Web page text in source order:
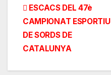
Navegación
de
entradas
ESCACS DEL 47è
CAMPIONAT ESPORTIU
DE SORDS DE
CATALUNYA